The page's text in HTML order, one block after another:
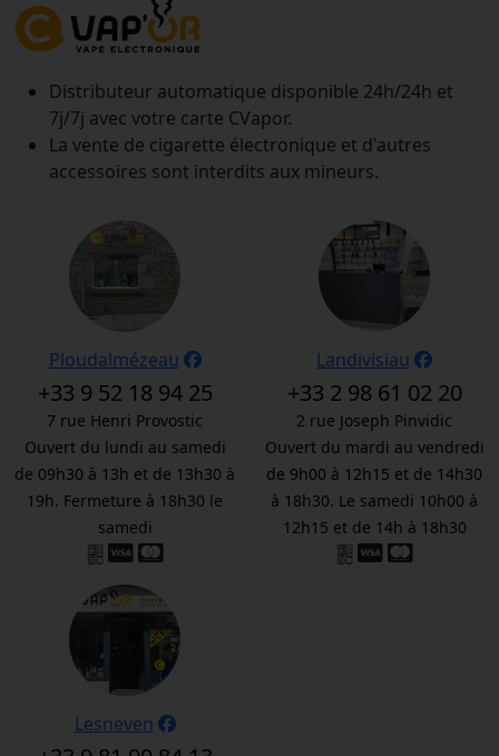
Distributeur automatique disponible 24h/24h et
7j/7j avec votre carte CVapor.
La vente de cigarette électronique et d'autres
accessoires sont interdits aux mineurs.
Ploudalmézeau
+33 9 52 18 94 25
7 rue Henri Provostic
Ouvert du lundi au samedi
de 09h30 à 13h et de 13h30 à
19h. Fermeture à 18h30 le
samedi
Landivisiau
+33 2 98 61 02 20
2 rue Joseph Pinvidic
Ouvert du mardi au vendredi
de 9h00 à 12h15 et de 14h30
à 18h30. Le samedi 10h00 à
12h15 et de 14h à 18h30
Lesneven